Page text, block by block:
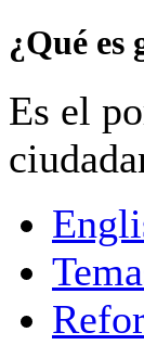
¿Qué es
Es el